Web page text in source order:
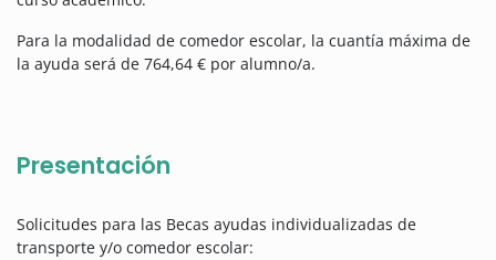
Para la modalidad de comedor escolar, la cuantía máxima de
la ayuda será de 764,64 € por alumno/a.
Presentación
Solicitudes para las Becas ayudas individualizadas de
transporte y/o comedor escolar: